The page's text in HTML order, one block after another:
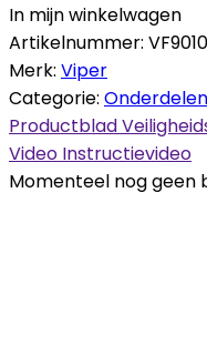
In mijn winkelwagen
Artikelnummer:
Merk: Viper
Categorie: Onderdelen
Productblad
Video Instructievideo
Momenteel nog geen